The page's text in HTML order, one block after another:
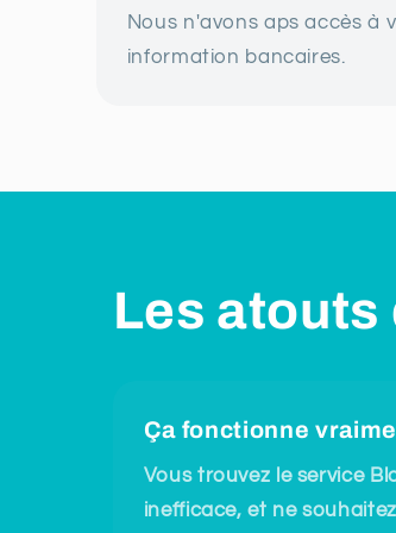
Nous n'avons aps accès à
information bancaires.
Les atouts
Ça fonctionne
Vous trouvez le service
inefficace, et ne